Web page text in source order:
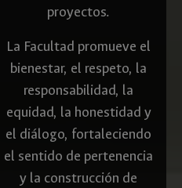
proyectos.
La Facultad promueve el
bienestar, el respeto, la
responsabilidad, la
equidad, la honestidad y
el diálogo, fortaleciendo
el sentido de pertenencia
y la construcción de